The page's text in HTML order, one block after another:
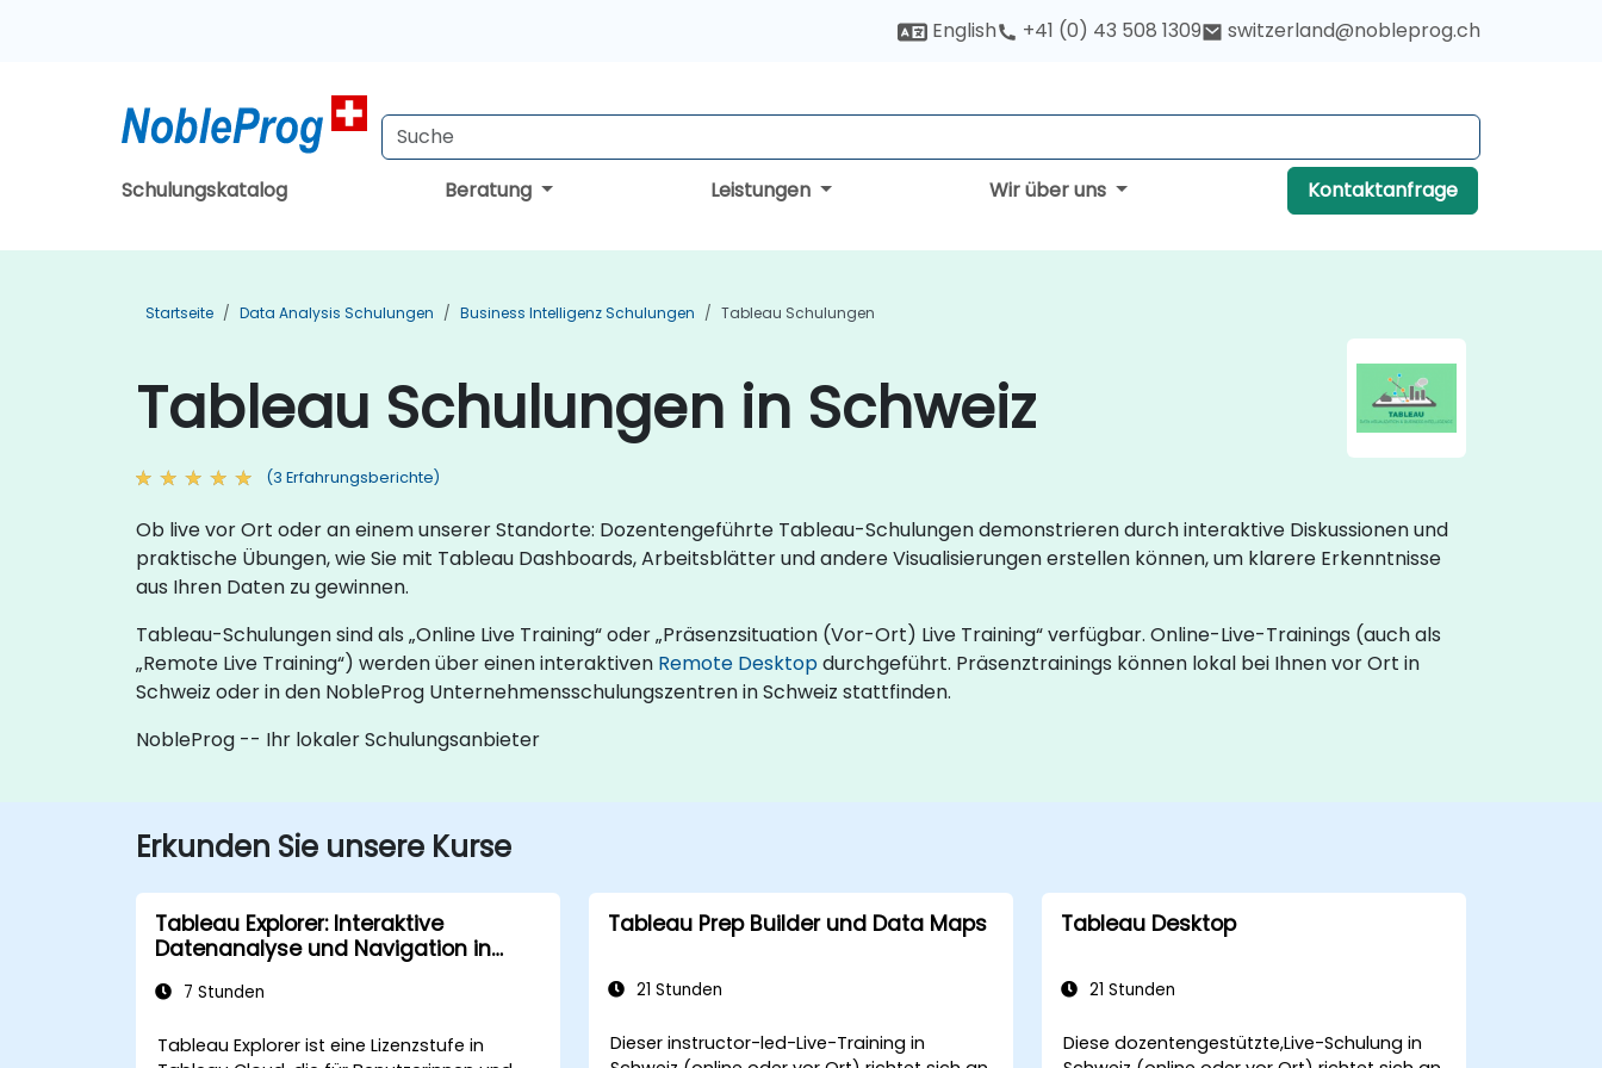
English +41 (0) 43 508 1309 switzerland@nobleprog.ch
Schulungskatalog Beratung Leistungen Wir über uns Kontaktanfrage
Startseite Data Analysis Schulungen Business Intelligenz Schulungen Tableau Schulungen
Tableau Schulungen in Schweiz
(3 Erfahrungsberichte)
Ob live vor Ort oder an einem unserer Standorte: Dozentengeführte Tableau-Schulungen demonstrieren durch interaktive Diskussionen und
praktische Übungen, wie Sie mit Tableau Dashboards, Arbeitsblätter und andere Visualisierungen erstellen können, um klarere Erkenntnisse
aus Ihren Daten zu gewinnen.
Tableau-Schulungen sind als „Online Live Training“ oder „Präsenzsituation (Vor-Ort) Live Training“ verfügbar. Online-Live-Trainings (auch als
„Remote Live Training“) werden über einen interaktiven Remote Desktopdurchgeführt. Präsenztrainings können lokal bei Ihnen vor Ort in
Schweiz oder in den NobleProg Unternehmensschulungszentren in Schweiz stattfinden.
NobleProg -- Ihr lokaler Schulungsanbieter
Erkunden Sie unsere Kurse
Tableau Explorer: Interaktive
Datenanalyse und Navigation in
7 Stunden
Tableau Explorer ist eine Lizenzstufe in
Tableau Prep Builder und Data Maps
21 Stunden
Dieser instructor-led-Live-Training in
Tableau Desktop
21 Stunden
Diese dozentengestützte,Live-Schulung in